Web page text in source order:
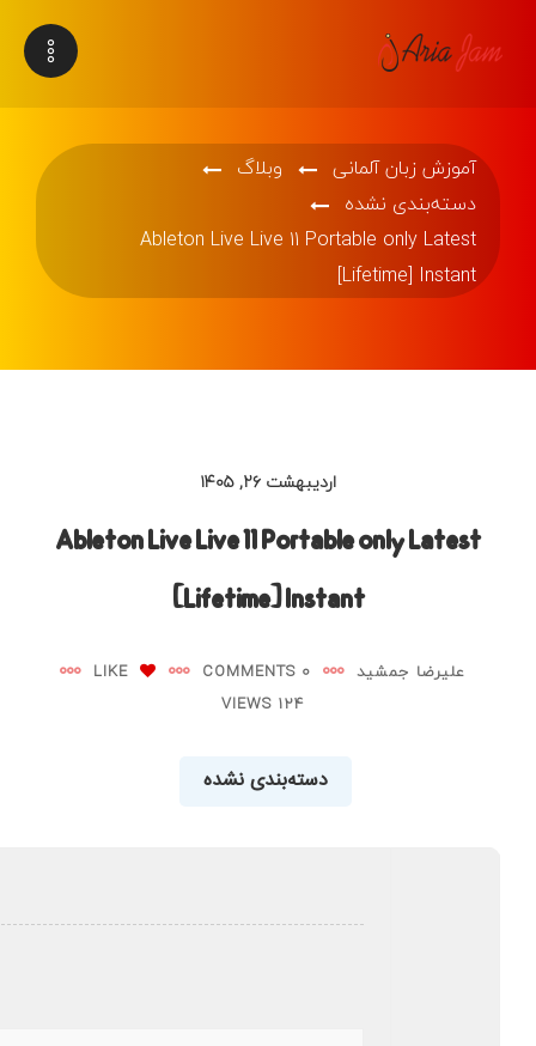
آموزش زبان آلمانی
وبلاگ
دسته‌بندی نشده
Ableton Live Live 11 Portable only Latest
[Lifetime] Instant
اردیبهشت ۲۶, ۱۴۰۵
Ableton Live Live 11 Portable only Latest
[Lifetime] Instant
علیرضا جمشید 0 COMMENTS
LIKE
124 VIEWS
دسته‌بندی نشده